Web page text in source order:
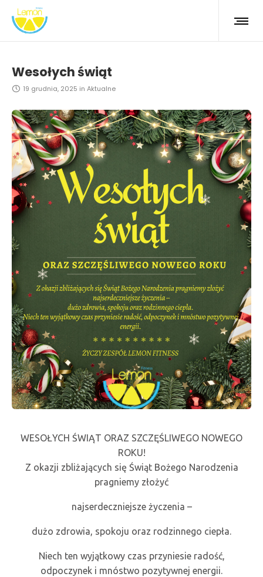
Wesołych świąt
19 grudnia, 2025 in Aktualne
WESOŁYCH ŚWIĄT ORAZ SZCZĘŚLIWEGO NOWEGO
ROKU!
Z okazji zbliżających się Świąt Bożego Narodzenia
pragniemy złożyć
najserdeczniejsze życzenia –
dużo zdrowia, spokoju oraz rodzinnego ciepła.
Niech ten wyjątkowy czas przyniesie radość,
odpoczynek i mnóstwo pozytywnej energii.